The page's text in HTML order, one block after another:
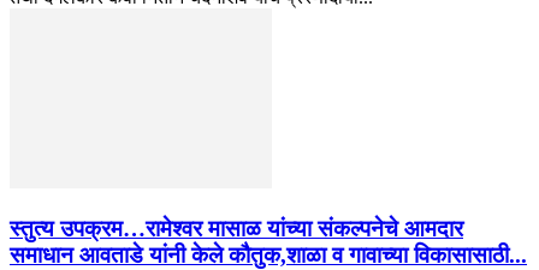
स्तुत्य उपक्रम…रामेश्वर मासाळ यांच्या संकल्पनेचे आमदार
समाधान आवताडे यांनी केले कौतुक,शाळा व गावाच्या विकासासाठी...